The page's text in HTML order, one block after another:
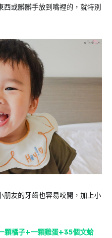
或髒髒手放到嘴裡的，就特別
朋友的牙齒也容易咬開，加上小
顆橘子+一顆雞蛋+35個文蛤